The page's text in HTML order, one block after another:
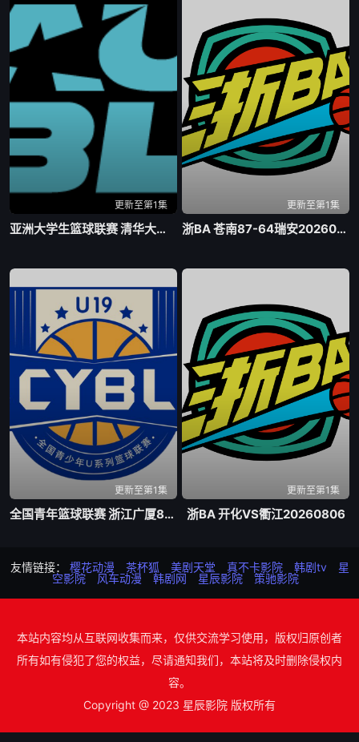
更新至第1集
亚洲大学生篮球联赛 清华大学VS菲律宾大学20260806
更新至第1集
浙BA 苍南87-64瑞安20260807
更新至第1集
全国青年篮球联赛 浙江广厦84-74新疆广汇20260807
更新至第1集
浙BA 开化VS衢江20260806
友情链接： 樱花动漫 茶杯狐 美剧天堂 真不卡影院 韩剧tv
星
空影院
风车动漫 韩剧网 星辰影院 策驰影院
本站内容均从互联网收集而来，仅供交流学习使用，版权归原创者
所有如有侵犯了您的权益，尽请通知我们，本站将及时删除侵权内
容。
Copyright @ 2023 星辰影院 版权所有